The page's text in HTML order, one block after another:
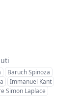
Baruch Spinoza
Immanuel Kant
Simon Laplace